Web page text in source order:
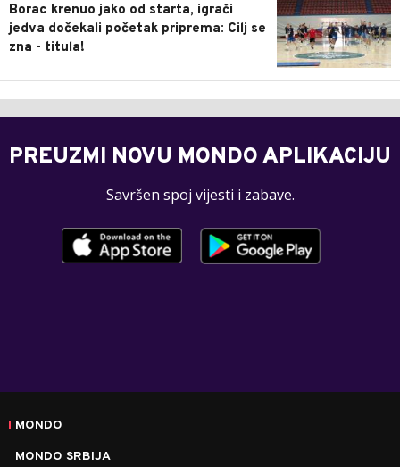
Borac krenuo jako od starta, igrači
jedva dočekali početak priprema: Cilj se
zna - titula!
PREUZMI NOVU MONDO APLIKACIJU
Savršen spoj vijesti i zabave.
MONDO
MONDO SRBIJA